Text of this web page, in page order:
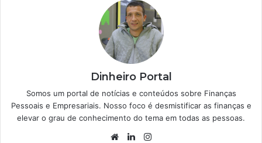
Dinheiro Portal
Somos um portal de notícias e conteúdos sobre Finanças
Pessoais e Empresariais. Nosso foco é desmistificar as finanças e
elevar o grau de conhecimento do tema em todas as pessoas.
WebsiteLinkedin